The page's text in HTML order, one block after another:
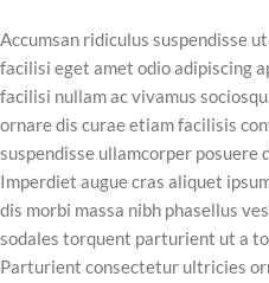
Accumsan ridiculus suspendisse
facilisi eget amet odio adipiscing
facilisi nullam ac vivamus
ornare dis curae etiam facilisis
suspendisse ullamcorper
Imperdiet augue cras aliquet
dis morbi massa nibh phasellus
sodales torquent parturient ut a
Parturient consectetur ultricies